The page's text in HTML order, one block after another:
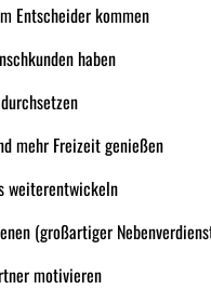
Entscheider kommen
haben
mehr Freizeit genießen
weiterentwickeln
(großartiger
motivieren